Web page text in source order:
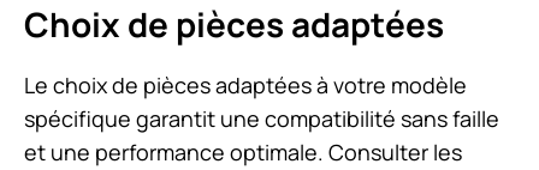
Choix de pièces adaptées
Le choix de pièces adaptées à votre modèle
spécifique garantit une compatibilité sans faille
et une performance optimale. Consulter les